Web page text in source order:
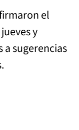
el
y
a sugerencias